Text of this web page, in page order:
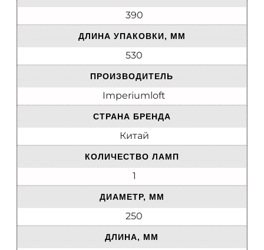
390
ДЛИНА УПАКОВКИ, ММ
530
ПРОИЗВОДИТЕЛЬ
Imperiumloft
СТРАНА БРЕНДА
Китай
КОЛИЧЕСТВО ЛАМП
1
ДИАМЕТР, ММ
250
ДЛИНА, ММ